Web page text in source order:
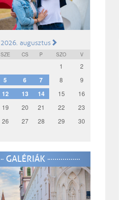
2026. augusztus
SZE CS P SZO V
1 2
5 6 7 8 9
12 13 14 15
16
19 20 21 22
23
26 27 28 29
30
GALÉRIÁK